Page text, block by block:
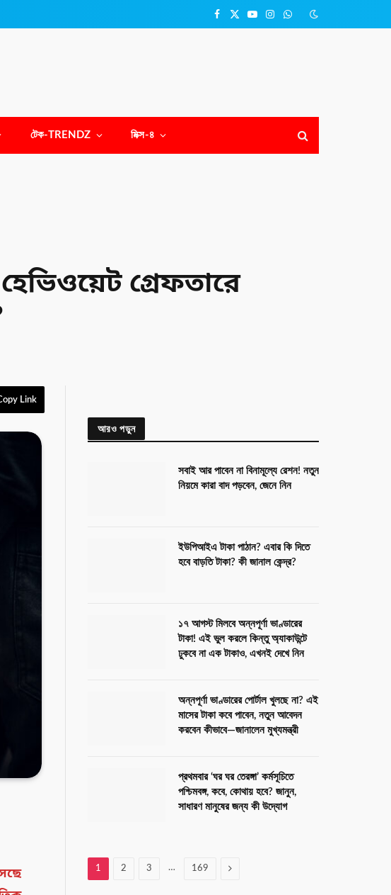
Facebook
X
YouTubeInstagram
WhatsApp
টেক-TRENDZ মিক্স-৪
গ্রেফতারে
Link
আরও পড়ুন
সবাই আর পাবেন না বিনামূল্যে রেশন! নতুন
নিয়মে কারা বাদ পড়বেন, জেনে নিন
ইউপিআইএ টাকা পাঠান? এবার কি দিতে
হবে বাড়তি টাকা? কী জানাল কেন্দ্র?
১৭ আগস্ট মিলবে অন্নপূর্ণা ভাণ্ডারের
টাকা! এই ভুল করলে কিন্তু অ্যাকাউন্টে
ঢুকবে না এক টাকাও, এখনই দেখে নিন
অন্নপূর্ণা ভাণ্ডারের পোর্টাল খুলছে না? এই
মাসের টাকা কবে পাবেন, নতুন আবেদন
করবেন কীভাবে—জানালেন মুখ্যমন্ত্রী
প্রথমবার ‘ঘর ঘর তেরঙ্গা’ কর্মসূচিতে
পশ্চিমবঙ্গ, কবে, কোথায় হবে? জানুন,
সাধারণ মানুষের জন্য কী উদ্যোগ
1 2 3 … 169 Next